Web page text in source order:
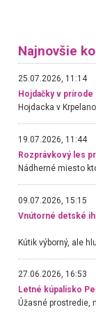
Najnovšie
25.07.2026, 11:14
Hojdačky v
19.07.2026, 11:44
Rozprávkový les
09.07.2026, 15:15
Vnútorné detské
27.06.2026, 16:53
Letné kúpalisko